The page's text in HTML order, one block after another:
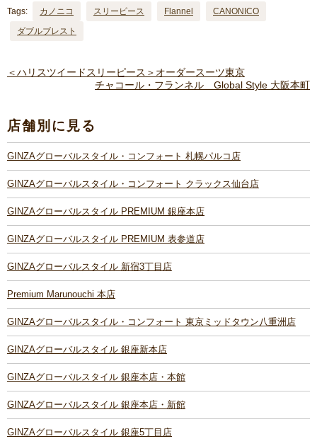
Tags: カノニコ スリーピース Flannel
CANONICO
ダブルブレスト
＜ハリスツイードスリーピース＞オーダースーツ東京
チャコール・フランネル Global Style 大阪本町
店舗別に見る
GINZAグローバルスタイル・コンフォート 札幌パルコ店
GINZAグローバルスタイル・コンフォート クラックス仙台店
GINZAグローバルスタイル PREMIUM 銀座本店
GINZAグローバルスタイル PREMIUM 表参道店
GINZAグローバルスタイル 新宿3丁目店
Premium Marunouchi 本店
GINZAグローバルスタイル・コンフォート 東京ミッドタウン八重洲店
GINZAグローバルスタイル 銀座新本店
GINZAグローバルスタイル 銀座本店・本館
GINZAグローバルスタイル 銀座本店・新館
GINZAグローバルスタイル 銀座5丁目店